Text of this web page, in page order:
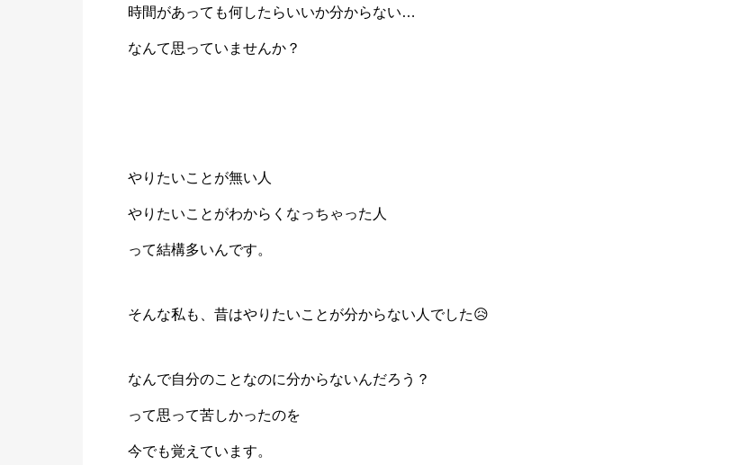
時間があっても何したらいいか分からない…
なんて思っていませんか？
やりたいことが無い人
やりたいことがわからくなっちゃった人
って結構多いんです。
そんな私も、昔はやりたいことが分からない人でした😥
なんで自分のことなのに分からないんだろう？
って思って苦しかったのを
今でも覚えています。